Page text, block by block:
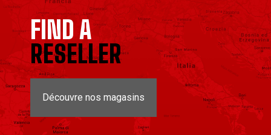
FIND A
RESELLER
Découvre nos magasins